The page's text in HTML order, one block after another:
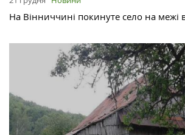
На Вінниччині покинуте село на